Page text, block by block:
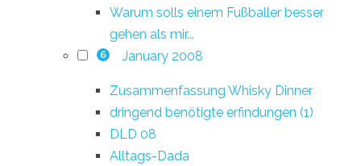
Warum solls einem Fußballer besser
gehen als mir...
6 January 2008
Zusammenfassung Whisky Dinner
dringend benötigte erfindungen (1)
DLD 08
Alltags-Dada